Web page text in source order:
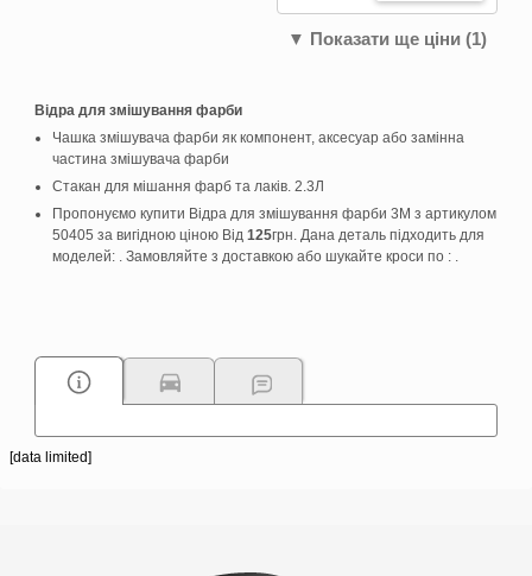
Відра для змішування фарби
Чашка змішувача фарби як компонент, аксесуар або замінна
частина змішувача фарби
Стакан для мішання фарб та лаків. 2.3Л
Пропонуємо купити Відра для змішування фарби 3M з артикулом
50405 за вигідною ціною Від 125грн. Дана деталь підходить для
моделей: . Замовляйте з доставкою або шукайте кроси по : .
▼ Показати ще ціни (1)
[data limited]